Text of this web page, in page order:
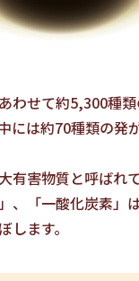
わせて約5,300種
には約70種類の発
有害物質と呼ばれ
、「一酸化炭素」
します。